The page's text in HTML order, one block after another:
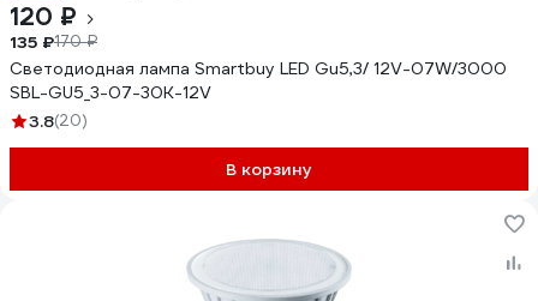
120 ₽
135 ₽170 ₽
Светодиодная лампа Smartbuy LED Gu5,3/ 12V-07W/3000
SBL-GU5_3-07-30K-12V
3.8(20)
В корзину